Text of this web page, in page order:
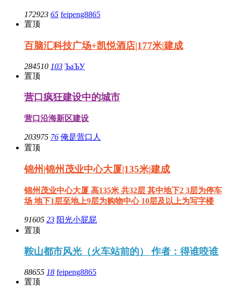
172923 65 feipeng8865
置顶
百脑汇科技广场+凯悦酒店|177米|建成
284510 103 ЪaЪУ
置顶
营口疯狂建设中的城市
营口沿海新区建设
203975 76 俺是营口人
置顶
锦州|锦州茂业中心大厦|135米|建成
锦州茂业中心大厦 高135米 共32层 其中地下2 3层为停车
场 地下1层至地上9层为购物中心 10层及以上为写字楼
91605 23 阳光小屁屁
置顶
鞍山都市风光（火车站前的） 作者：得谁咬谁
88655 18 feipeng8865
置顶